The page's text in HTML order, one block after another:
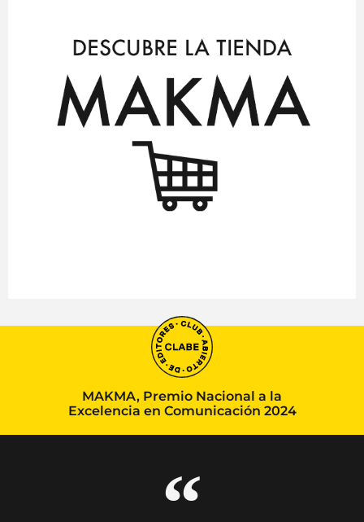
MAKMA, Premio Nacional a la
Excelencia en Comunicación 2024